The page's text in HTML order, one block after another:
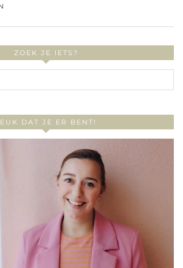
ZOEK JE IETS?
DAT JE ER BENT!